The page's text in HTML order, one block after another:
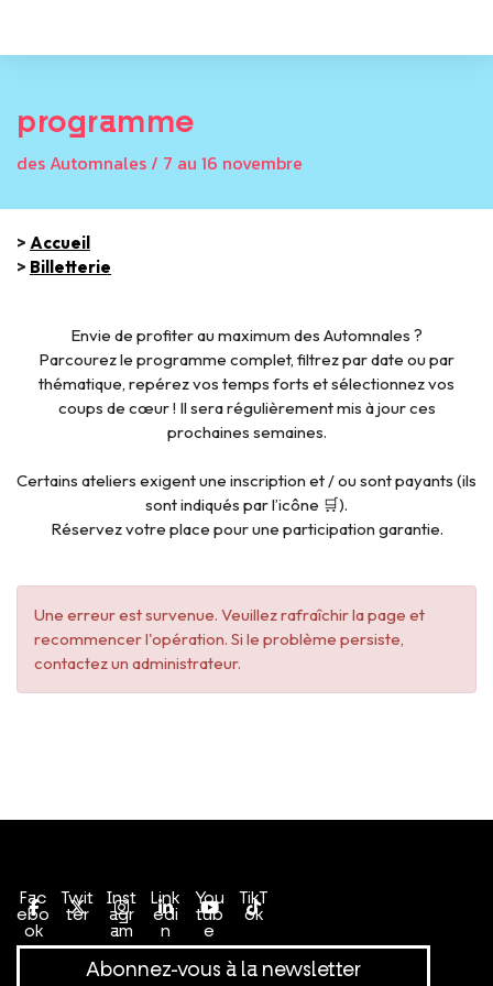
programme
des Automnales / 7 au 16 novembre
> Accueil
> Billetterie
Envie de profiter au maximum des Automnales ?
Parcourez le programme complet, filtrez par date ou par
thématique, repérez vos temps forts et sélectionnez vos
coups de cœur ! Il sera régulièrement mis à jour ces
prochaines semaines.
Certains ateliers exigent une inscription et / ou sont payants (ils
sont indiqués par l’icône 🛒).
Réservez votre place pour une participation garantie.
Une erreur est survenue. Veuillez rafraîchir la page et
recommencer l'opération. Si le problème persiste,
contactez un administrateur.
Fac
ebo
ok
Twit
ter
Inst
agr
am
Link
edi
n
You
tub
e
TikT
ok
Abonnez-vous à la newsletter